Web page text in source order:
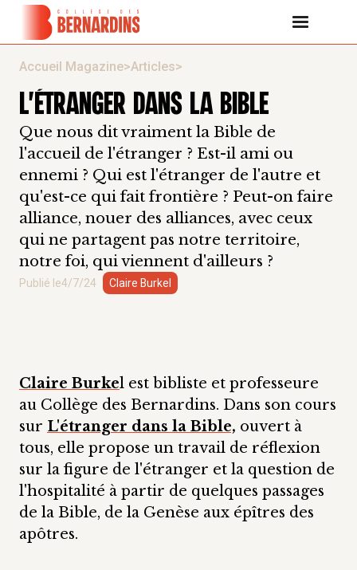
Accueil Magazine>Articles>
L'ÉTRANGER DANS LA BIBLE
Que nous dit vraiment la Bible de
l'accueil de l'étranger ? Est-il ami ou
ennemi ? Qui est l'étranger de l'autre et
qu'est-ce qui fait frontière ? Peut-on faire
alliance, nouer des alliances, avec ceux
qui ne partagent pas notre territoire,
notre foi, qui viennent d'ailleurs ?
Publié le4/7/24 Claire Burkel
Claire Burkel est bibliste et professeure
au Collège des Bernardins. Dans son cours
sur L'étranger dans la Bible, ouvert à
tous, elle propose un travail de réflexion
sur la figure de l'étranger et la question de
l'hospitalité à partir de quelques passages
de la Bible, de la Genèse aux épîtres des
apôtres.